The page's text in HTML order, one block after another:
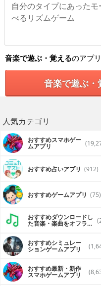
自分のタイプにあったモ
べるリズムゲーム
音楽で遊ぶ・覚えるのアプ
音楽で遊ぶ・
人気カテゴリ
おすすめスマホゲー
ムアプリ
おすすめ占いアプリ (912)
おすすめゲームアプリ (75)
おすすめダウンロードし
た音楽・楽曲をオフライ
おすすめシミュレー
ションゲームアプリ
おすすめ最新・新作
スマホゲームアプリ